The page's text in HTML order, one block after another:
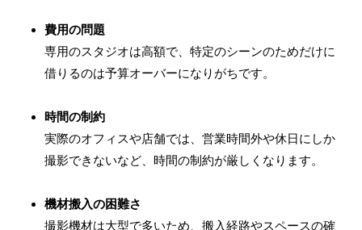
費用の問題
専用のスタジオは高額で、特定のシーンのためだけに
借りるのは予算オーバーになりがちです。
時間の制約
実際のオフィスや店舗では、営業時間外や休日にしか
撮影できないなど、時間の制約が厳しくなります。
機材搬入の困難さ
撮影機材は大型で多いため、搬入経路やスペースの確